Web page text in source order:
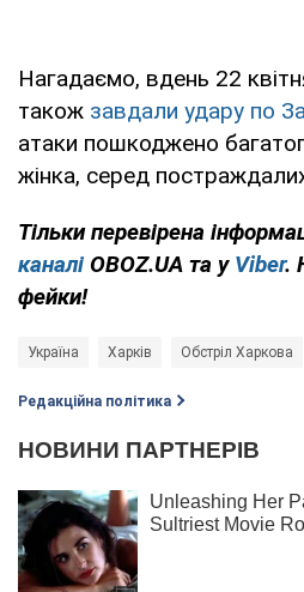
Нагадаємо, вдень 22
також завдали удару по
атаки пошкоджено
жінка, серед
Тільки перевірена
каналі OBOZ.UA та у Viber.
фейки!
Україна Харків Обстріл Харкова
Редакційна політика